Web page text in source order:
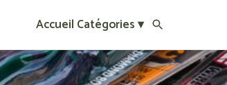
Accueil Catégories ▾